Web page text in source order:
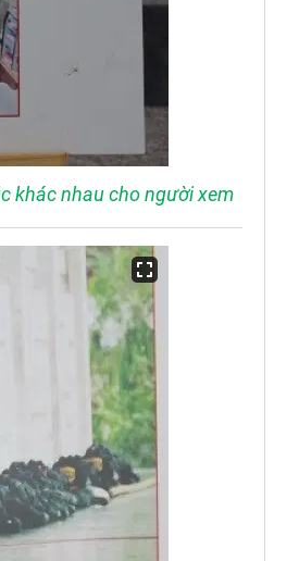
khác nhau cho người xem